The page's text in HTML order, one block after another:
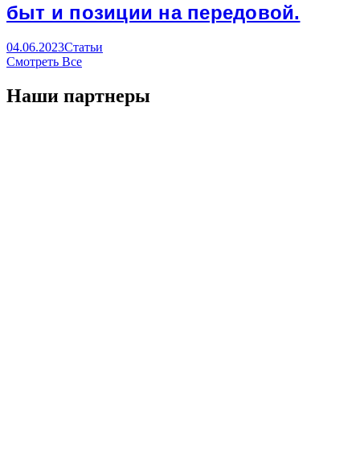
быт и позиции на передовой.
04.06.2023Статьи
Смотреть Все
Наши партнеры